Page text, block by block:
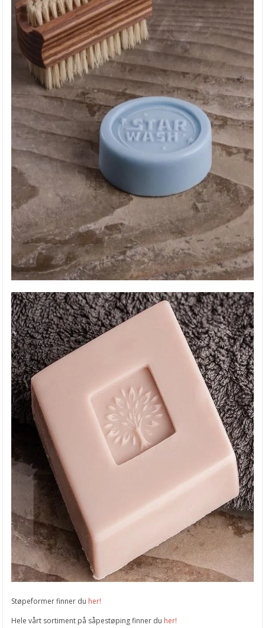
Støpeformer finner du her!
Hele vårt sortiment på såpestøping finner du her!